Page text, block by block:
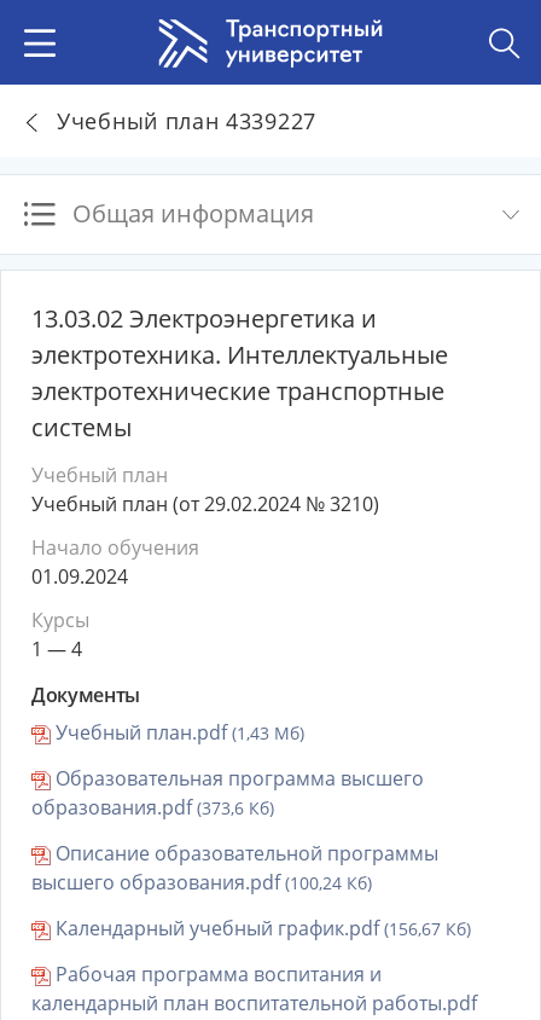
Учебный план 4339227
Общая информация
13.03.02 Электроэнергетика и
электротехника. Интеллектуальные
электротехнические транспортные
системы
Учебный план
Учебный план (от 29.02.2024 № 3210)
Начало обучения
01.09.2024
Курсы
1 — 4
Документы
Учебный план.pdf(1,43 Мб)
Образовательная программа высшего
образования.pdf(373,6 Кб)
Описание образовательной программы
высшего образования.pdf(100,24 Кб)
Календарный учебный график.pdf(156,67 Кб)
Рабочая программа воспитания и
календарный план воспитательной работы.pdf